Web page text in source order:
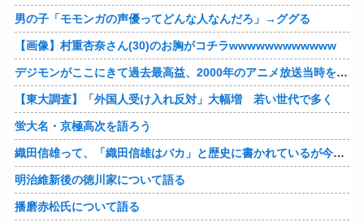
男の子「モモンガの声優ってどんな人なんだろ」→ググる
【画像】村重杏奈さん(30)のお胸がコチラwwwwwwwwwwww
デジモンがここにきて過去最高益、2000年のアニメ放送当時を上回る
【東大調査】「外国人受け入れ反対」大幅増 若い世代で多く
蛍大名・京極高次を語ろう
織田信雄って、「織田信雄はバカ」と歴史に書かれているが今まで家が残っているんでバカではないよな？
明治維新後の徳川家について語る
播磨赤松氏について語る